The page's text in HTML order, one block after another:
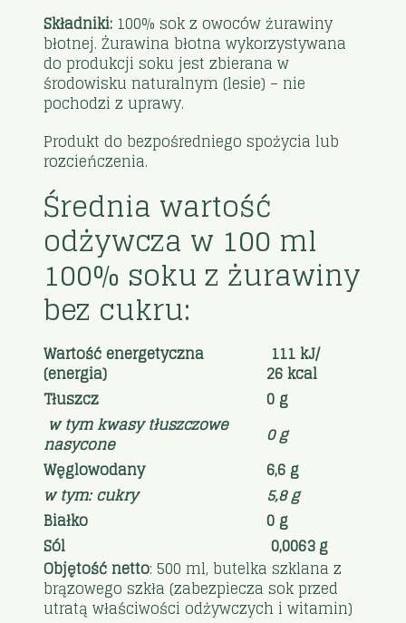
Składniki: 100% sok z owoców żurawiny
błotnej. Żurawina błotna wykorzystywana
do produkcji soku jest zbierana w
środowisku naturalnym (lesie) – nie
pochodzi z uprawy.
Produkt do bezpośredniego spożycia lub
rozcieńczenia.
Średnia wartość
odżywcza w 100 ml
100% soku z żurawiny
bez cukru:
Wartość energetyczna
(energia)
111 kJ/
26 kcal
Tłuszcz
0 g
w tym kwasy tłuszczowe
nasycone
0 g
Węglowodany
6,6 g
w tym: cukry
5,8 g
Białko
0 g
Sól
0,0063 g
Objętość netto: 500 ml, butelka szklana z
brązowego szkła (zabezpiecza sok przed
utratą właściwości odżywczych i witamin)